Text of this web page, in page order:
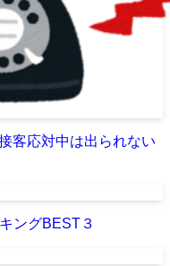
客応対中は出られない
ングBEST３